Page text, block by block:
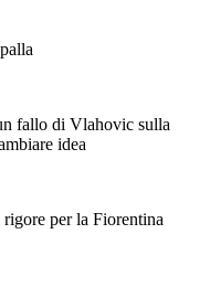
fallo di Vlahovic sulla
idea
per la Fiorentina